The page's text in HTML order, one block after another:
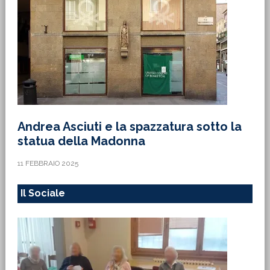
Andrea Asciuti e la spazzatura sotto la
statua della Madonna
11 FEBBRAIO 2025
Il Sociale